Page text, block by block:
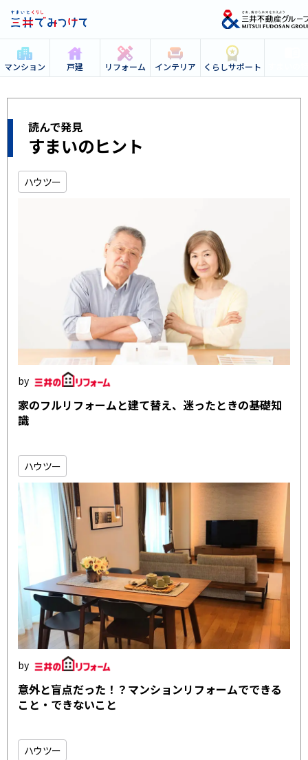
マンション 戸建 リフォーム インテリア くらしサポート
読んで発見
すまいのヒント
ハウツー
家のフルリフォームと建て替え、迷ったときの基礎知
識
ハウツー
意外と盲点だった！？マンションリフォームでできる
こと・できないこと
ハウツー